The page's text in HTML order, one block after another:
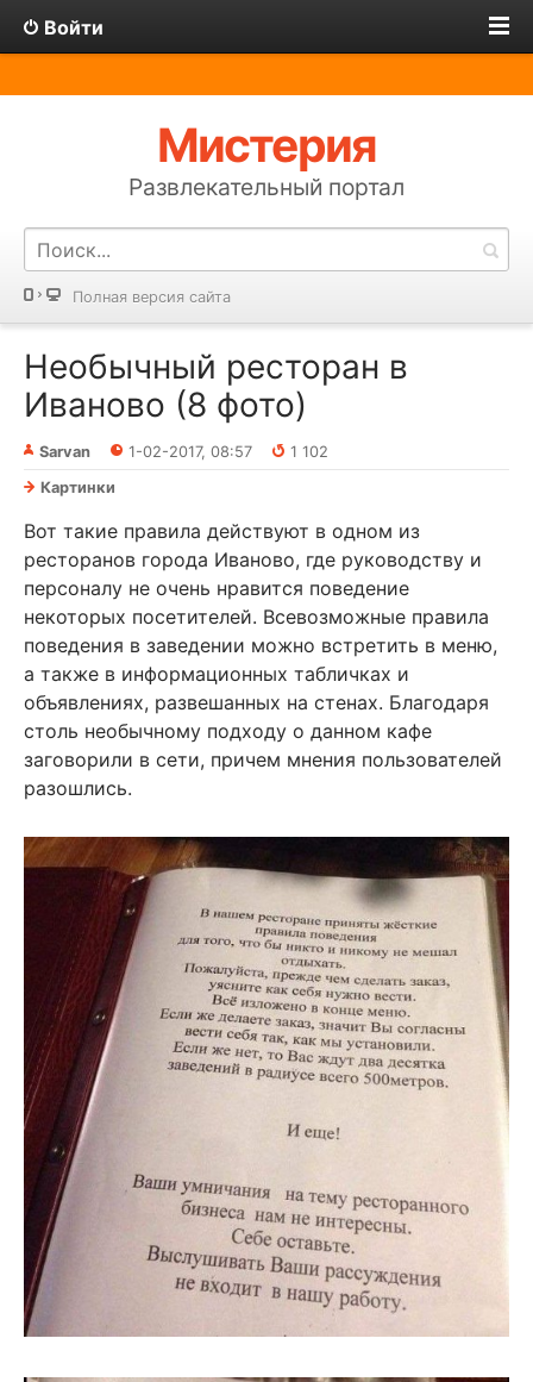
Войти
Мистерия
Развлекательный портал
Полная версия сайта
Необычный ресторан в
Иваново (8 фото)
Sarvan 1-02-2017, 08:57
1 102
Картинки
Вот такие правила действуют в одном из
ресторанов города Иваново, где руководству и
персоналу не очень нравится поведение
некоторых посетителей. Всевозможные правила
поведения в заведении можно встретить в меню,
а также в информационных табличках и
объявлениях, развешанных на стенах. Благодаря
столь необычному подходу о данном кафе
заговорили в сети, причем мнения пользователей
разошлись.